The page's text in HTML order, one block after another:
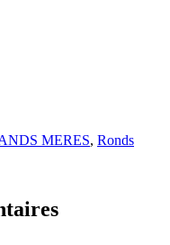
MERES, Ronds